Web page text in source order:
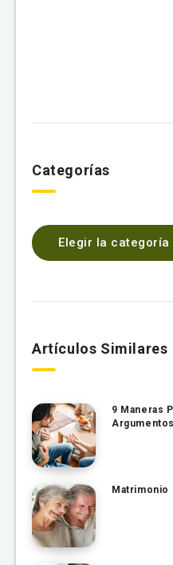
Categorías
Elegir la categoría
Artículos Similares
9 Maneras
Matrimonio